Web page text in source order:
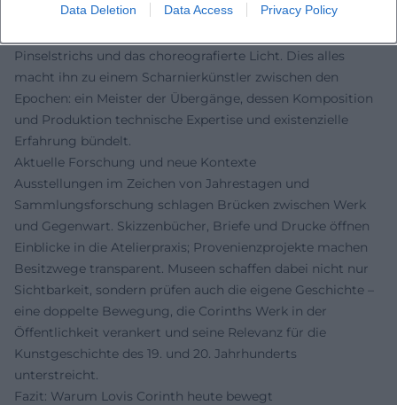
Data Deletion Data Access Privacy Policy
Unmittelbare; in den Walchensee-Landschaften setzt er auf
Pinselstrichs und das choreografierte Licht. Dies alles
macht ihn zu einem Scharnierkünstler zwischen den
Epochen: ein Meister der Übergänge, dessen Komposition
und Produktion technische Expertise und existenzielle
Erfahrung bündelt.
Aktuelle Forschung und neue Kontexte
Ausstellungen im Zeichen von Jahrestagen und
Sammlungsforschung schlagen Brücken zwischen Werk
und Gegenwart. Skizzenbücher, Briefe und Drucke öffnen
Einblicke in die Atelierpraxis; Provenienzprojekte machen
Besitzwege transparent. Museen schaffen dabei nicht nur
Sichtbarkeit, sondern prüfen auch die eigene Geschichte –
eine doppelte Bewegung, die Corinths Werk in der
Öffentlichkeit verankert und seine Relevanz für die
Kunstgeschichte des 19. und 20. Jahrhunderts
unterstreicht.
Fazit: Warum Lovis Corinth heute bewegt